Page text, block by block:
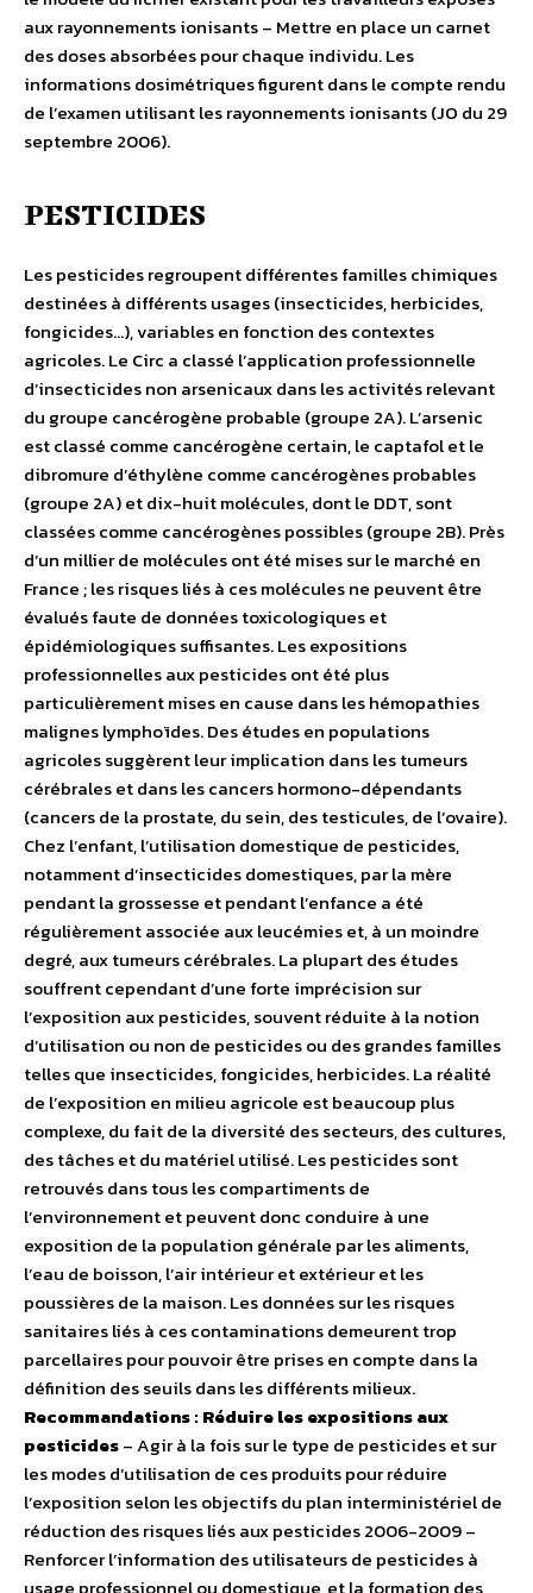
aux rayonnements ionisants – Mettre en place un carnet
des doses absorbées pour chaque individu. Les
informations dosimétriques figurent dans le compte rendu
de l’examen utilisant les rayonnements ionisants (JO du 29
septembre 2006).
PESTICIDES
Les pesticides regroupent différentes familles chimiques
destinées à différents usages (insecticides, herbicides,
fongicides…), variables en fonction des contextes
agricoles. Le Circ a classé l’application professionnelle
d’insecticides non arsenicaux dans les activités relevant
du groupe cancérogène probable (groupe 2A). L’arsenic
est classé comme cancérogène certain, le captafol et le
dibromure d’éthylène comme cancérogènes probables
(groupe 2A) et dix-huit molécules, dont le DDT, sont
classées comme cancérogènes possibles (groupe 2B). Près
d’un millier de molécules ont été mises sur le marché en
France ; les risques liés à ces molécules ne peuvent être
évalués faute de données toxicologiques et
épidémiologiques suffisantes. Les expositions
professionnelles aux pesticides ont été plus
particulièrement mises en cause dans les hémopathies
malignes lymphoïdes. Des études en populations
agricoles suggèrent leur implication dans les tumeurs
cérébrales et dans les cancers hormono-dépendants
(cancers de la prostate, du sein, des testicules, de l’ovaire).
Chez l’enfant, l’utilisation domestique de pesticides,
notamment d’insecticides domestiques, par la mère
pendant la grossesse et pendant l’enfance a été
régulièrement associée aux leucémies et, à un moindre
degré, aux tumeurs cérébrales. La plupart des études
souffrent cependant d’une forte imprécision sur
l’exposition aux pesticides, souvent réduite à la notion
d’utilisation ou non de pesticides ou des grandes familles
telles que insecticides, fongicides, herbicides. La réalité
de l’exposition en milieu agricole est beaucoup plus
complexe, du fait de la diversité des secteurs, des cultures,
des tâches et du matériel utilisé. Les pesticides sont
retrouvés dans tous les compartiments de
l’environnement et peuvent donc conduire à une
exposition de la population générale par les aliments,
l’eau de boisson, l’air intérieur et extérieur et les
poussières de la maison. Les données sur les risques
sanitaires liés à ces contaminations demeurent trop
parcellaires pour pouvoir être prises en compte dans la
définition des seuils dans les différents milieux.
Recommandations : Réduire les expositions aux
pesticides– Agir à la fois sur le type de pesticides et sur
les modes d’utilisation de ces produits pour réduire
l’exposition selon les objectifs du plan interministériel de
réduction des risques liés aux pesticides 2006-2009 –
Renforcer l’information des utilisateurs de pesticides à